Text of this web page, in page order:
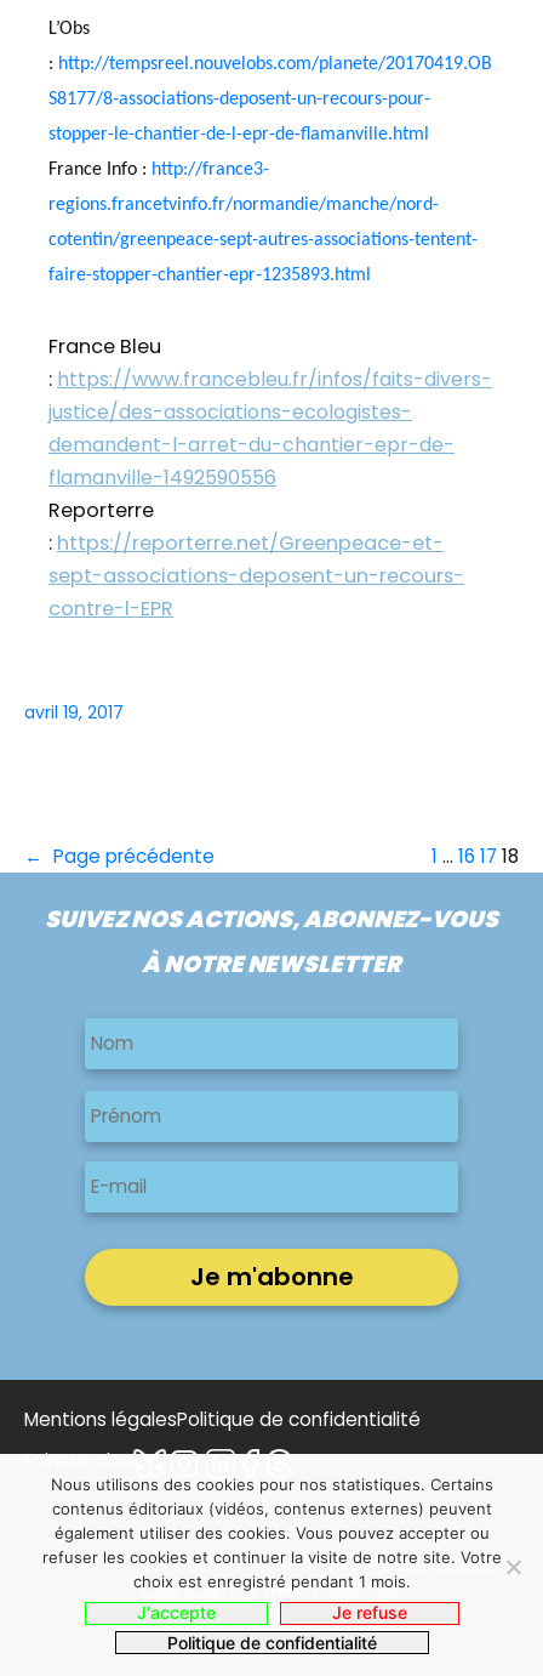
L’Obs
: http://tempsreel.nouvelobs.com/planete/20170419.OB
S8177/8-associations-deposent-un-recours-pour-
stopper-le-chantier-de-l-epr-de-flamanville.html
France Info : http://france3-
regions.francetvinfo.fr/normandie/manche/nord-
cotentin/greenpeace-sept-autres-associations-tentent-
faire-stopper-chantier-epr-1235893.html
France Bleu
: https://www.francebleu.fr/infos/faits-divers-
justice/des-associations-ecologistes-
demandent-l-arret-du-chantier-epr-de-
flamanville-1492590556
Reporterre
: https://reporterre.net/Greenpeace-et-
sept-associations-deposent-un-recours-
contre-l-EPR
avril 19, 2017
← Page précédente 1 … 16 17 18
SUIVEZ NOS ACTIONS, ABONNEZ-VOUS
À NOTRE NEWSLETTER
Nom
Nom
Nom
Prénom
E-
mail
Mentions légalesPolitique de confidentialité
Faire un don
© 2025 Notre Affaire à Tous | Conçu parNOUS, Ouvert,
Utile & SimpleavecWordPress
Nous utilisons des cookies pour nos statistiques. Certains
contenus éditoriaux (vidéos, contenus externes) peuvent
également utiliser des cookies. Vous pouvez accepter ou
refuser les cookies et continuer la visite de notre site. Votre
choix est enregistré pendant 1 mois.
J'accepte
Je refuse
Politique de confidentialité